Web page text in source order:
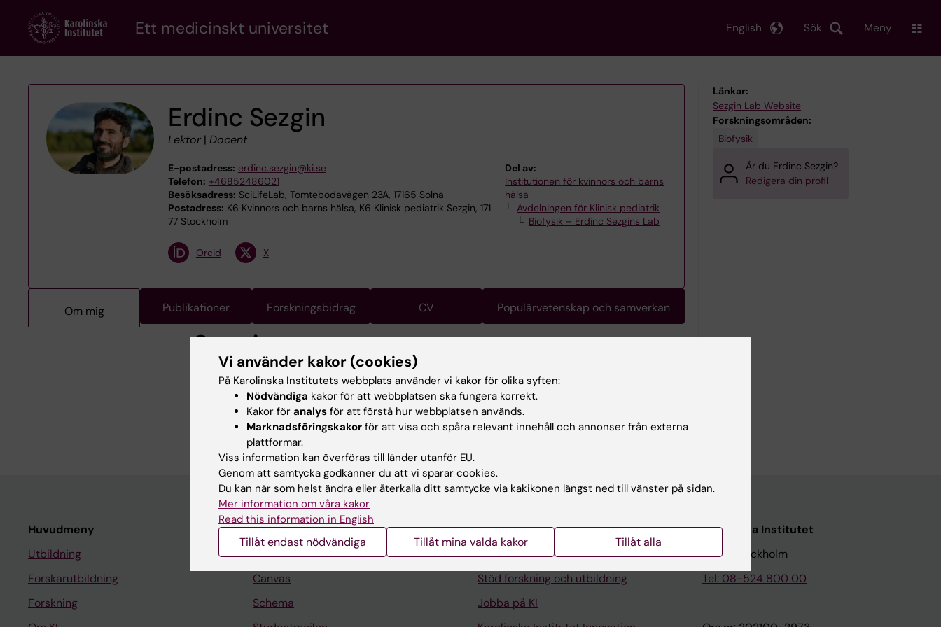
content
Ett medicinskt universitet Sök
English Meny
Erdinc Sezgin
Lektor| Docent
E-postadress: erdinc.sezgin@ki.se
Telefon: +46852486021
Besöksadress: SciLifeLab, Tomtebodavägen 23A, 17165 Solna
Postadress: K6 Kvinnors och barns hälsa, K6 Klinisk pediatrik Sezgin, 171
77 Stockholm
Del av:
Institutionen för kvinnors och barns
hälsa
Avdelningen för Klinisk pediatrik
Biofysik – Erdinc Sezgins Lab
Orcid X
Om mig Publikationer Forskningsbidrag CV Populärvetenskap och samverkan
Om mig
Please visit the English version of the website [1] for details.
https://staff.ki.se/people/erdsez?_ga=2.50627369.1066920700.1583140098-
746479776.1550748706
Länkar:
Sezgin Lab Website
Forskningsområden:
Biofysik
Är du Erdinc Sezgin?
Redigera din profil
Huvudmeny
Utbildning
Forskarutbildning
Forskning
Student
Ladok
Canvas
Schema
Kontakta och besök KI
Universitetsbiblioteket
Stöd forskning och utbildning
Jobba på KI
Karolinska Institutet
171 77 Stockholm
Tel: 08-524 800 00
Vi använder kakor (cookies)
På Karolinska Institutets webbplats använder vi kakor för olika syften:
Nödvändiga kakor för att webbplatsen ska fungera korrekt.
Kakor för analys för att förstå hur webbplatsen används.
Marknadsföringskakor för att visa och spåra relevant innehåll och annonser från externa
plattformar.
Viss information kan överföras till länder utanför EU.
Genom att samtycka godkänner du att vi sparar cookies.
Du kan när som helst ändra eller återkalla ditt samtycke via kakikonen längst ned till vänster på sidan.
Mer information om våra kakor
Read this information in English
Tillåt endast nödvändiga Tillåt mina valda kakor Tillåt alla